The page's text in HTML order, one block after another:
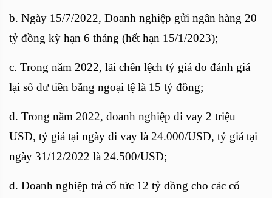
b. Ngày 15/7/2022, Doanh nghiệp gửi ngân hàng 20
tỷ đồng kỳ hạn 6 tháng (hết hạn 15/1/2023);
c. Trong năm 2022, lãi chên lệch tỷ giá do đánh giá
lại số dư tiền bằng ngoại tệ là 15 tỷ đồng;
d. Trong năm 2022, doanh nghiệp đi vay 2 triệu
USD, tỷ giá tại ngày đi vay là 24.000/USD, tỷ giá tại
ngày 31/12/2022 là 24.500/USD;
đ. Doanh nghiệp trả cổ tức 12 tỷ đồng cho các cổ